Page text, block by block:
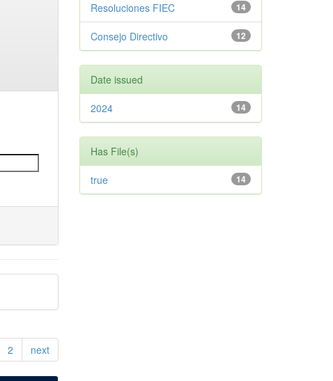
2 next
14
Resoluciones FIEC
12
Consejo Directivo
Date issued
14
2024
Has File(s)
14
true